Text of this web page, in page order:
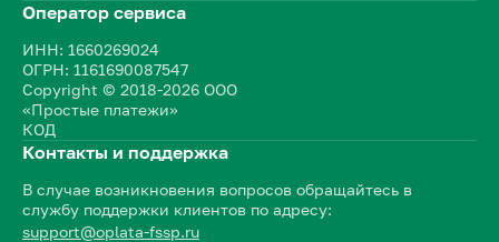
Оператор сервиса
ИНН: 1660269024
ОГРН: 1161690087547
Copyright © 2018-2026 ООО
«Простые платежи»
КОД
Контакты и поддержка
В случае возникновения вопросов обращайтесь в
службу поддержки клиентов по адресу:
support@oplata-fssp.ru